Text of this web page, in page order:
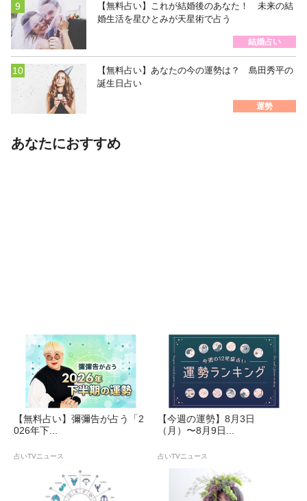
【無料占い】これが結婚後のあなた！ 未来の結
婚生活を星ひとみが天星術で占う
結婚占い
【無料占い】あなたの今の運勢は？ 島田秀平の
誕生日占い
運勢
あなたにおすすめ
【無料占い】彌彌告が占う「2
026年下...
占いTVニュース
【今週の運勢】8月3日
（月）〜8月9日...
占いTVニュース